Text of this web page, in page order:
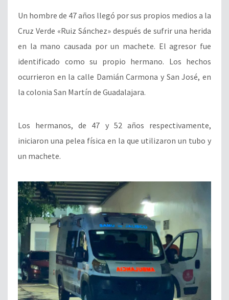
Un hombre de 47 años llegó por sus propios medios a la
Cruz Verde «Ruiz Sánchez» después de sufrir una herida
en la mano causada por un machete. El agresor fue
identificado como su propio hermano. Los hechos
ocurrieron en la calle Damián Carmona y San José, en
la colonia San Martín de Guadalajara.
Los hermanos, de 47 y 52 años respectivamente,
iniciaron una pelea física en la que utilizaron un tubo y
un machete.